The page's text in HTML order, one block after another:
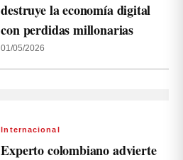
destruye la economía digital
con perdidas millonarias
01/05/2026
Internacional
Experto colombiano advierte